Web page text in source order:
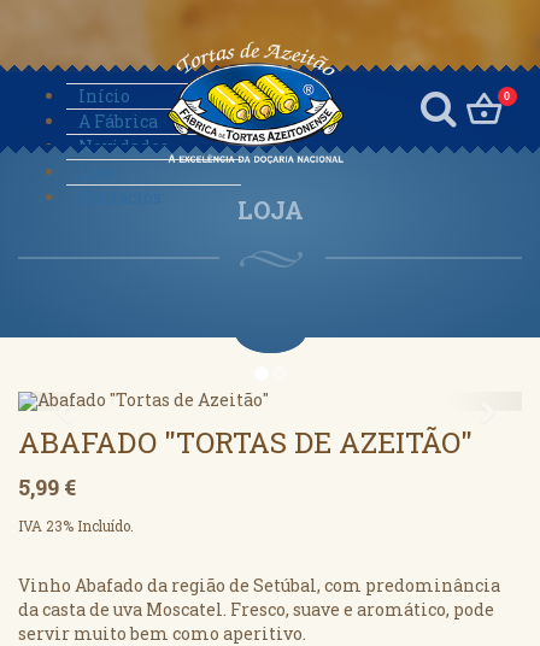
Início
A Fábrica
Novidades
0
LOJA
Anterior
ABAFADO "TORTAS DE AZEITÃO"
5,99 €
IVA 23% Incluído.
Vinho Abafado da região de Setúbal, com predominância
da casta de uva Moscatel. Fresco, suave e aromático, pode
servir muito bem como aperitivo.